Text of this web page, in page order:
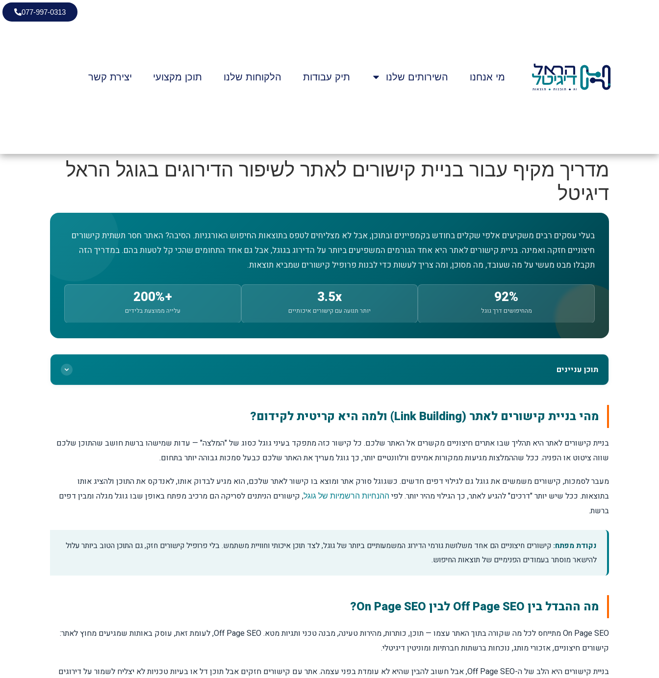
077-997-0313
מי אנחנו השירותים שלנו תיק עבודות הלקוחות שלנו תוכן מקצועי יצירת קשר
מדריך מקיף עבור בניית קישורים לאתר לשיפור הדירוגים בגוגל הראל
דיגיטל
בעלי עסקים רבים משקיעים אלפי שקלים בחודש בקמפיינים ובתוכן, אבל לא מצליחים לטפס בתוצאות החיפוש האורגניות. הסיבה? האתר חסר תשתית קישורים
חיצוניים חזקה ואמינה. בניית קישורים לאתר היא אחד הגורמים המשפיעים ביותר על הדירוג בגוגל, אבל גם אחד התחומים שהכי קל לטעות בהם. במדריך הזה
תקבלו מבט מעשי על מה שעובד, מה מסוכן, ומה צריך לעשות כדי לבנות פרופיל קישורים שמביא תוצאות.
92%
מהחיפושים דרך גוגל
3.5x
יותר תנועה עם קישורים איכותיים
+200%
עלייה ממוצעת בלידים
תוכן עניינים
איך גוגל מעריך את הקישור? הפרמטרים לאיכות
כמה קישורים צריך כדי להגיע למקום הראשון?
האם מותר לקנות קישורים?
ההבדל בין קישור Follow ל-Nofollow
מהי בניית קישורים לאתר (Link Building) ולמה היא קריטית לקידום?
בניית קישורים לאתר היא תהליך שבו אתרים חיצוניים מקשרים אל האתר שלכם. כל קישור כזה מתפקד בעיני גוגל כסוג של "המלצה" — עדות שמישהו ברשת חושב שהתוכן שלכם
שווה ציטוט או הפניה. ככל שההמלצות מגיעות ממקורות אמינים ורלוונטיים יותר, כך גוגל מעריך את האתר שלכם כבעל סמכות גבוהה יותר בתחום.
מעבר לסמכות, קישורים משמשים את גוגל גם לגילוי דפים חדשים. כשגוגל סורק אתר ומוצא בו קישור לאתר שלכם, הוא מגיע לבדוק אותו, לאנדקס את התוכן ולהציג אותו
בתוצאות. ככל שיש יותר "דרכים" להגיע לאתר, כך הגילוי מהיר יותר. לפי ההנחיות הרשמיות של גוגל, קישורים הניתנים לסריקה הם מרכיב מפתח באופן שבו גוגל מגלה ומבין דפים
ברשת.
נקודת מפתח: קישורים חיצוניים הם אחד משלושת גורמי הדירוג המשמעותיים ביותר של גוגל, לצד תוכן איכותי וחוויית משתמש. בלי פרופיל קישורים חזק, גם התוכן הטוב ביותר עלול
להישאר מוסתר בעמודים הפנימיים של תוצאות החיפוש.
מה ההבדל בין Off Page SEO לבין On Page SEO?
On Page SEO מתייחס לכל מה שקורה בתוך האתר עצמו — תוכן, כותרות, מהירות טעינה, מבנה טכני ותגיות מטא. Off Page SEO, לעומת זאת, עוסק באותות שמגיעים מחוץ לאתר:
קישורים חיצוניים, אזכורי מותג, נוכחות ברשתות חברתיות ומוניטין דיגיטלי.
בניית קישורים היא הלב של ה-Off Page SEO, אבל חשוב להבין שהיא לא עומדת בפני עצמה. אתר עם קישורים חזקים אבל תוכן דל או בעיות טכניות לא יצליח לשמור על דירוגים